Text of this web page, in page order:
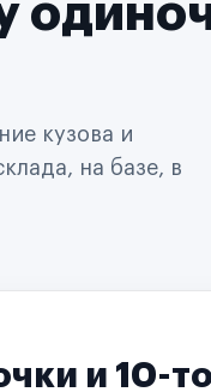
кузова и
на базе, в
и 10-